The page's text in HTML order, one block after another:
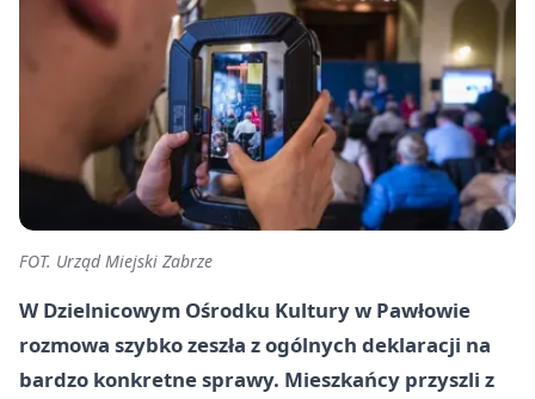
FOT. Urząd Miejski Zabrze
W Dzielnicowym Ośrodku Kultury w Pawłowie
rozmowa szybko zeszła z ogólnych deklaracji na
bardzo konkretne sprawy. Mieszkańcy przyszli z